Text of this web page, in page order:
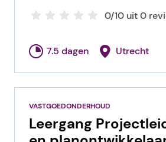
0/10 uit 0
7.5 dagen Utrecht
VASTGOEDONDERHOUD
Leergang